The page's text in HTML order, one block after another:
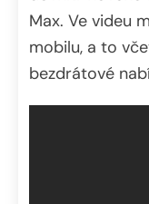
Max. Ve videu
mobilu, a to
bezdrátové